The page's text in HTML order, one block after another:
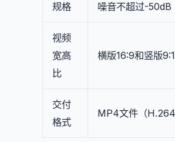
规格
噪音不超过-50dB
视频
宽高
比
横版16:9和竖版
交付
格式
MP4文件（H.264